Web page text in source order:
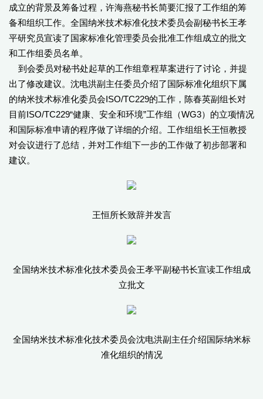
成立的背景及筹备过程，许海燕秘书长简要汇报了工作组的筹
备和组织工作。全国纳米技术标准化技术委员会副秘书长王孝
平研究员宣读了国家标准化管理委员会批准工作组成立的批文
和工作组委员名单。
到会委员对秘书处起草的工作组章程草案进行了讨论，并提
出了修改建议。沈电洪副主任委员介绍了国际标准化组织下属
的纳米技术标准化委员会ISO/TC229的工作，陈春英副组长对
目前ISO/TC229“健康、安全和环境”工作组（WG3）的立项情况
和国际标准申请的程序做了详细的介绍。工作组组长王恒教授
对会议进行了总结，并对工作组下一步的工作做了初步部署和
建议。
王恒所长致辞并发言
全国纳米技术标准化技术委员会王孝平副秘书长宣读工作组成
立批文
全国纳米技术标准化技术委员会沈电洪副主任介绍国际纳米标
准化组织的情况